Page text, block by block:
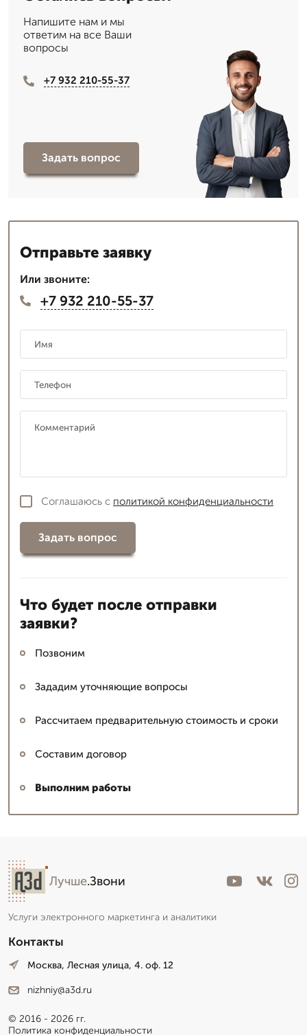
Напишите нам и мы
ответим на все Ваши
вопросы
+7 932 210-55-37
Задать вопрос
Отправьте заявку
Или звоните:
+7 932 210-55-37
Соглашаюсь с политикой конфиденциальности
Задать вопрос
Что будет после отправки
заявки?
Позвоним
Зададим уточняющие вопросы
Рассчитаем предварительную стоимость и сроки
Составим договор
Выполним работы
Лучше.Звони
Услуги электронного маркетинга и аналитики
Контакты
Москва, Лесная улица, 4. оф. 12
nizhniy@a3d.ru
© 2016 - 2026 гг.
Политика конфиденциальности